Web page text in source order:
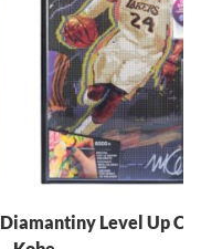
Diamantiny Level Up